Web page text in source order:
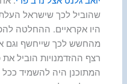
שהוביל לכך שישראל
היו אקראיים. ההחלטה
מהחשש לכך שייחשף וגם
רצף ההזדמנויות הוביל
המתוכנן היה להשמיד